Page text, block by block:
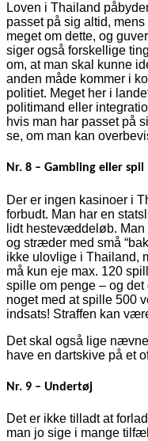
Loven i Thailand
passet på sig altid,
meget om dette, og
siger også forskellige
om, at man skal kunne
anden måde kommer i
politiet. Meget her i
politimand eller
hvis man har passet på
se, om man kan
Nr. 8 – Gambling eller spil
Der er ingen kasinoer i
forbudt. Man har en
lidt hestevæddeløb.
og stræder med små
ikke ulovlige i Thailand,
må kun eje max. 120
spille om penge – og
noget med at spille 500
indsats! Straffen kan
Det skal også lige
have en dartskive på et
Nr. 9 – Undertøj
Det er ikke tilladt at
man jo sige i mange